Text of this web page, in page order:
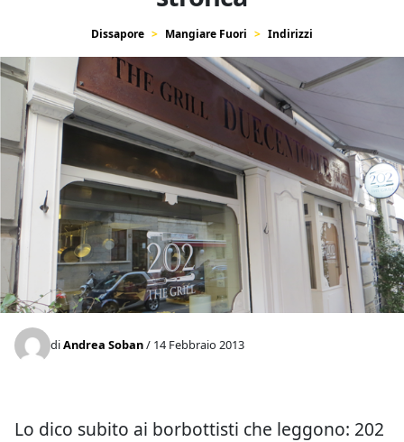
Dissapore Mangiare Fuori Indirizzi
diAndrea Soban/ 14 Febbraio 2013
Lo dico subito ai borbottisti che leggono: 202